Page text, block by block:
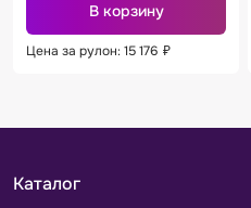
В корзину
Цена за рулон: 15 176 ₽
Каталог